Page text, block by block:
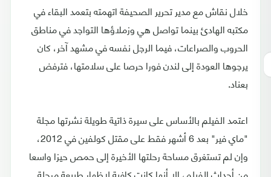
خلال نقاش مع مدير تحرير الصحيفة اتهمته بتعمد البقاء في
مكتبه الهادئ بينما تواصل هي وزملاؤها التواجد في مناطق
الحروب والصراعات، فيما الرجل نفسه في مشهد آخر، كان
يرجوها العودة إلى لندن فورا حرصا على سلامتها، فترفض
بعناد.
اعتمد الفيلم بالأساس على سيرة ذاتية طويلة نشرتها مجلة
"ماي فير" بعد 6 أشهر فقط على مقتل كولفين في 2012،
وإن لم تستغرق مساحة رحلتها الأخيرة إلى حمص حيزا واسعا